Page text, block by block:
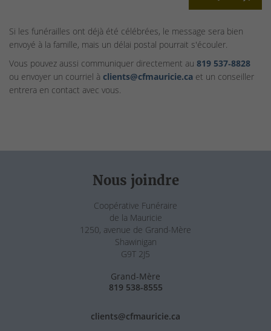
Si les funérailles ont déjà été célébrées, le message sera bien
envoyé à la famille, mais un délai postal pourrait s'écouler.
Vous pouvez aussi communiquer directement au 819 537‑8828
ou envoyer un courriel à clients@cfmauricie.ca et un conseiller
entrera en contact avec vous.
Nous joindre
Coopérative Funéraire
de la Mauricie
1250, avenue de Grand-Mère
Shawinigan
G9T 2J5
Grand-Mère
819 538-8555
clients@cfmauricie.ca